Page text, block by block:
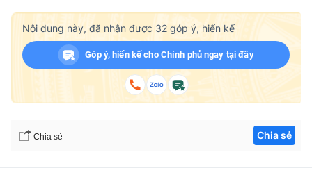
Nội dung này, đã nhận được 32 góp ý, hiến kế
Góp ý, hiến kế cho Chính phủ ngay tại đây
Chia sẻ Chia sẻ